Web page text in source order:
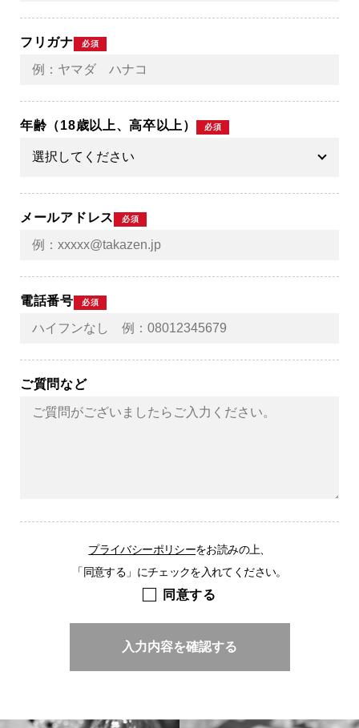
フリガナ 必須
年齢（18歳以上、高卒以上） 必須
メールアドレス 必須
電話番号 必須
ご質問など
プライバシーポリシーをお読みの上、
「同意する」にチェックを入れてください。
同意する